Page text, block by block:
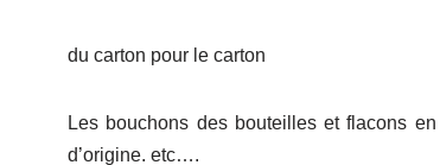
du carton pour le carton
Les bouchons des bouteilles et flacons
d’origine. etc….